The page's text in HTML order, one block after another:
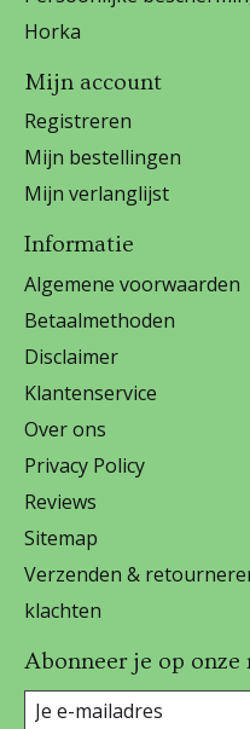
Horka
Mijn account
Registreren
Mijn bestellingen
Mijn verlanglijst
Informatie
Algemene voorwaarden
Betaalmethoden
Disclaimer
Klantenservice
Over ons
Privacy Policy
Reviews
Sitemap
Verzenden &
klachten
Abonneer je op onze